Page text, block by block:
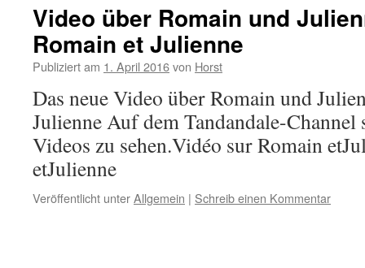
Video über Romain und
Romain et Julienne
Publiziert am 1. April 2016von Horst
Das neue Video über Romain und
Julienne Auf dem Tandandale-Channel
Videos zu sehen.Vidéo sur Romain
etJulienne
Veröffentlicht unterAllgemein | Schreib einen Kommentar